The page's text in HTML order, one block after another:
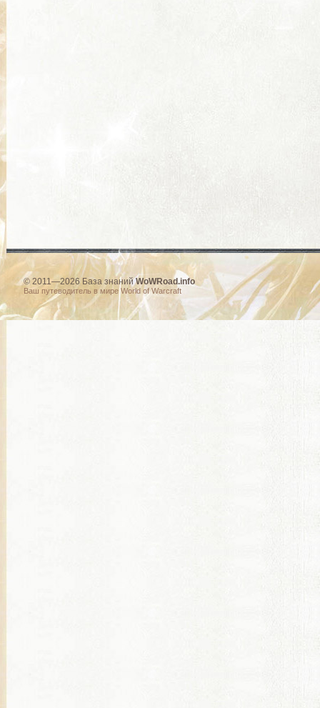
© 2011—2026 База знанийWoWRoad.info
Ваш путеводитель в мире World of Warcraft